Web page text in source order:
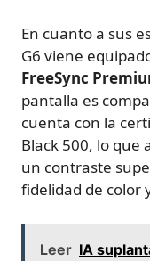
En cuanto a sus
G6 viene
FreeSync
pantalla es
cuenta con la
Black 500, lo que
un contraste
fidelidad de color
Leer IA